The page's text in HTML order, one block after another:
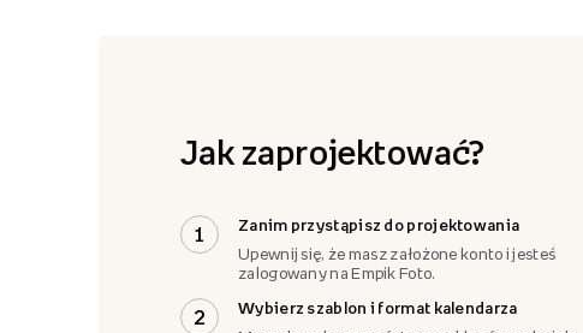
Jak zaprojektować?
1
Zanim przystąpisz do projektowania
Upewnij się, że masz założone konto i jesteś
zalogowany na Empik Foto.
2
Wybierz szablon i format kalendarza